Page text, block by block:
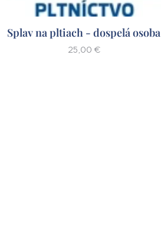
Splav na pltiach - dospelá osoba
25,00 €